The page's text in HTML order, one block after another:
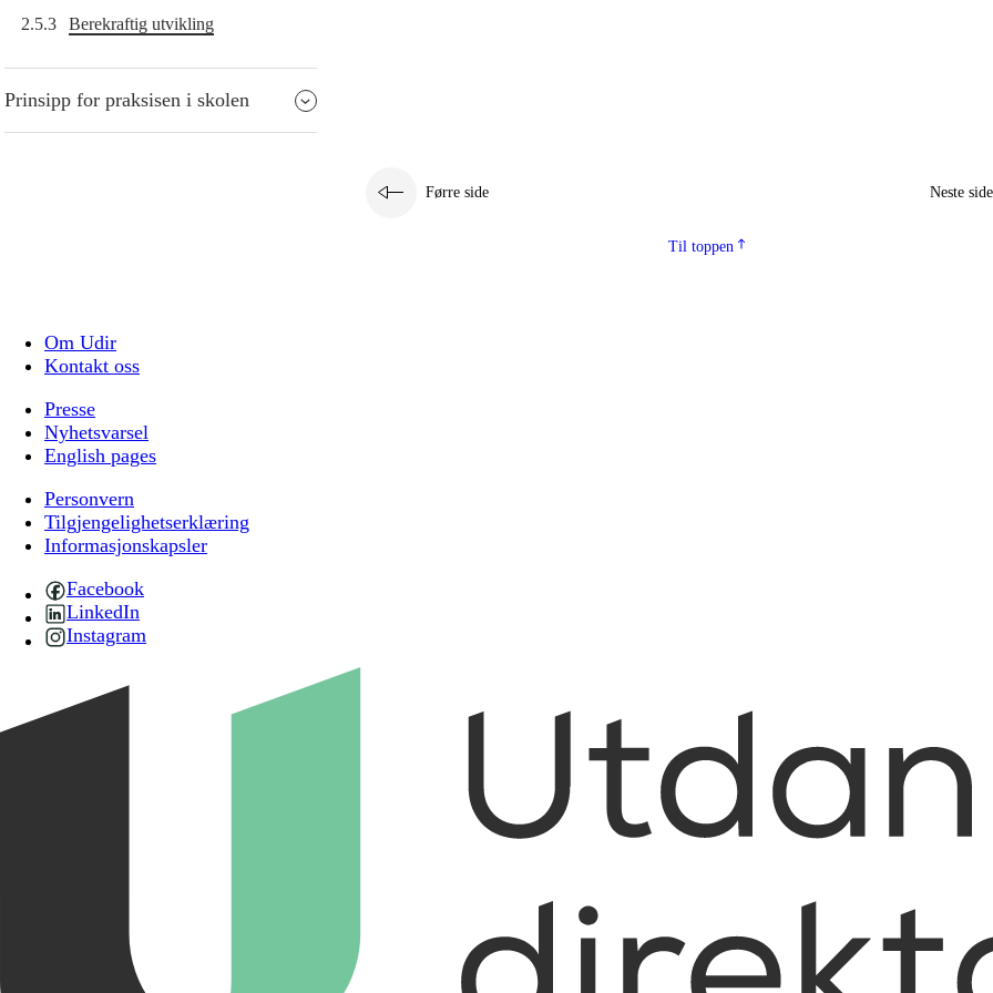
2.5.3 Berekraftig utvikling
Prinsipp for praksisen i skolen
Førre side Neste side
Til toppen
Om Udir
Kontakt oss
Presse
Nyhetsvarsel
English pages
Personvern
Tilgjengelighetserklæring
Informasjonskapsler
Facebook
LinkedIn
Instagram